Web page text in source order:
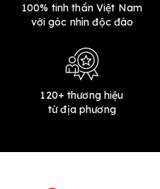
100% tinh thần Việt Nam
với góc nhìn độc đáo
120+ thương hiệu
từ địa phương